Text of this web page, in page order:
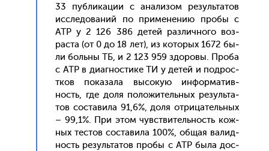
33 пуб­ли­кации с ана­лизом ре­зуль­та­тов
ис­сле­дова­ний по при­мене­нию про­бы с
АТР у 2 126 386 де­тей раз­лично­го воз­
раста (от 0 до 18 лет), из ко­торых 1672 бы­
ли боль­ны ТБ, и 2 123 959 здо­ровы. Про­ба
с АТР в ди­аг­ности­ке ТИ у де­тей и под­рос­
тков по­каза­ла вы­сокую ин­форма­тив­
ность, где до­ля по­ложи­тель­ных ре­зуль­та­
тов сос­та­вила 91,6%, до­ля от­ри­цатель­ных
– 99,1%. При этом чувс­тви­тель­ность кож­
ных тес­тов сос­та­вила 100%, об­щая ва­лид­
ность ре­зуль­та­тов про­бы с АТР бы­ла дос­